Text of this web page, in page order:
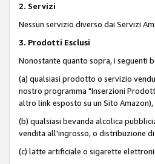
2. Servizi
Nessun servizio diverso dai Servizi
3. Prodotti Esclusi
Nonostante quanto sopra, i seguenti
(a) qualsiasi prodotto o servizio
nostro programma "Inserzioni
altro link esposto su un Sito Amazon),
(b) qualsiasi bevanda alcolica
vendita all'ingrosso, o distribuzione
(c) latte artificiale o sigarette